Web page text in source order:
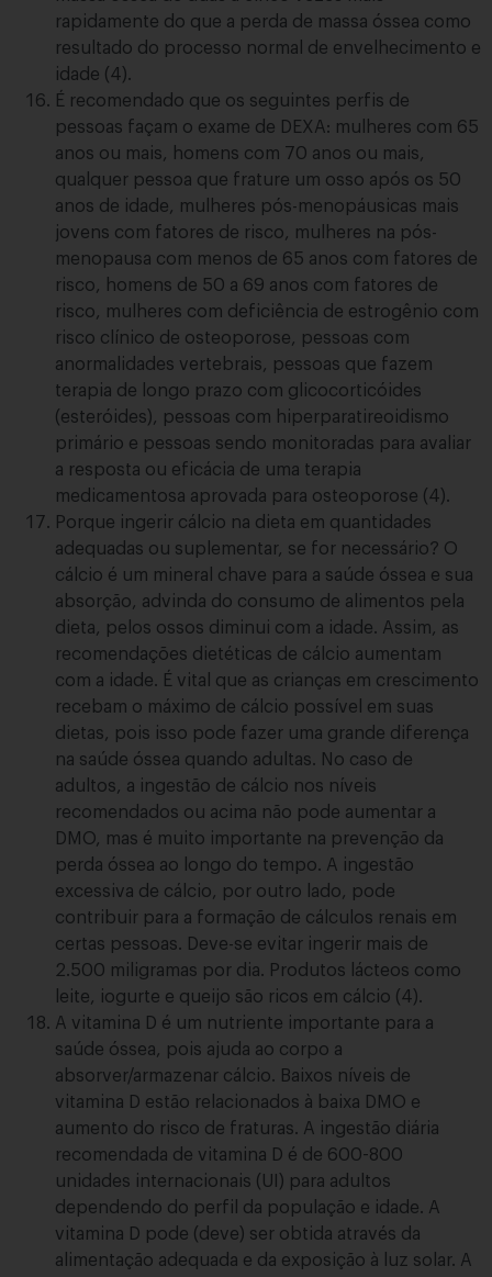
rapidamente do que a perda de massa óssea como
resultado do processo normal de envelhecimento e
idade (4).
É recomendado que os seguintes perfis de
pessoas façam o exame de DEXA: mulheres com 65
anos ou mais, homens com 70 anos ou mais,
qualquer pessoa que frature um osso após os 50
anos de idade, mulheres pós-menopáusicas mais
jovens com fatores de risco, mulheres na pós-
menopausa com menos de 65 anos com fatores de
risco, homens de 50 a 69 anos com fatores de
risco, mulheres com deficiência de estrogênio com
risco clínico de osteoporose, pessoas com
anormalidades vertebrais, pessoas que fazem
terapia de longo prazo com glicocorticóides
(esteróides), pessoas com hiperparatireoidismo
primário e pessoas sendo monitoradas para avaliar
a resposta ou eficácia de uma terapia
medicamentosa aprovada para osteoporose (4).
Porque ingerir cálcio na dieta em quantidades
adequadas ou suplementar, se for necessário? O
cálcio é um mineral chave para a saúde óssea e sua
absorção, advinda do consumo de alimentos pela
dieta, pelos ossos diminui com a idade. Assim, as
recomendações dietéticas de cálcio aumentam
com a idade. É vital que as crianças em crescimento
recebam o máximo de cálcio possível em suas
dietas, pois isso pode fazer uma grande diferença
na saúde óssea quando adultas. No caso de
adultos, a ingestão de cálcio nos níveis
recomendados ou acima não pode aumentar a
DMO, mas é muito importante na prevenção da
perda óssea ao longo do tempo. A ingestão
excessiva de cálcio, por outro lado, pode
contribuir para a formação de cálculos renais em
certas pessoas. Deve-se evitar ingerir mais de
2.500 miligramas por dia. Produtos lácteos como
leite, iogurte e queijo são ricos em cálcio (4).
A vitamina D é um nutriente importante para a
saúde óssea, pois ajuda ao corpo a
absorver/armazenar cálcio. Baixos níveis de
vitamina D estão relacionados à baixa DMO e
aumento do risco de fraturas. A ingestão diária
recomendada de vitamina D é de 600-800
unidades internacionais (UI) para adultos
dependendo do perfil da população e idade. A
vitamina D pode (deve) ser obtida através da
alimentação adequada e da exposição à luz solar. A